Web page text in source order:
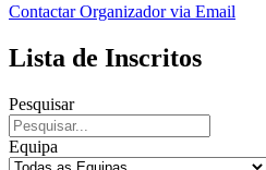
Contactar Organizador via Email
Lista de Inscritos
Pesquisar
Equipa